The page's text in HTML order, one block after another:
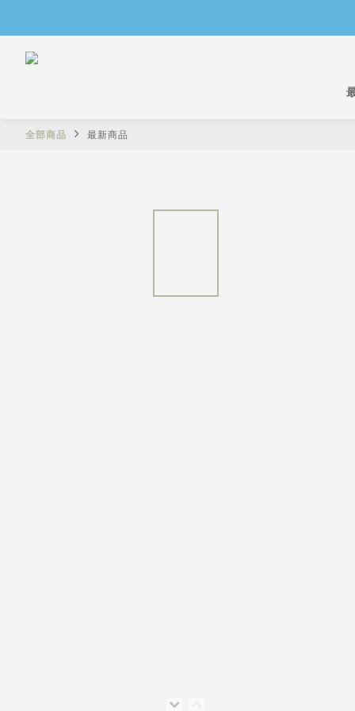
全部商品 最新商品